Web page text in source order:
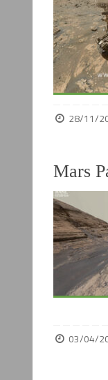
28/11/
Mars
03/04/